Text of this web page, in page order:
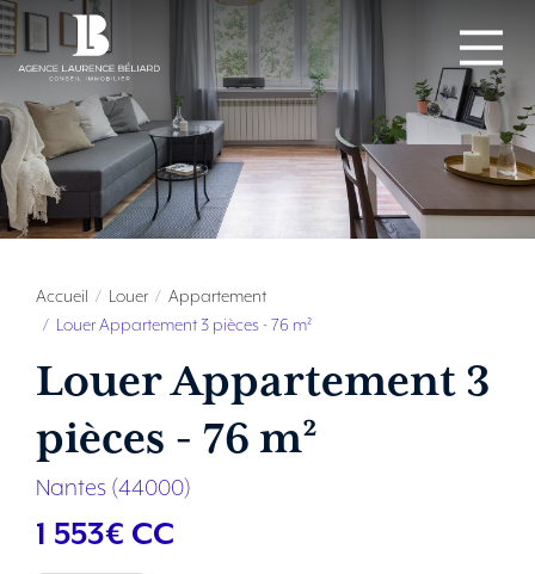
Accueil Louer
Appartement
Louer Appartement 3 pièces - 76 m²
Louer Appartement 3
pièces - 76 m²
Nantes (44000)
1 553€ CC